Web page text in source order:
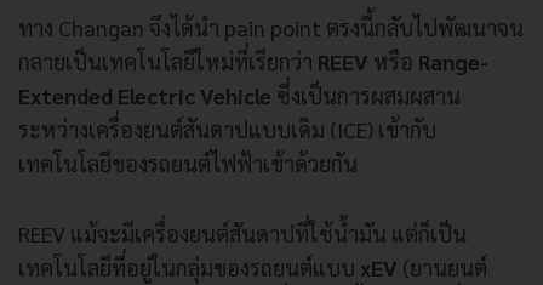
ทาง Changan จึงได้นำ pain point ตรงนี้กลับไปพัฒนาจน
กลายเป็นเทคโนโลยีใหม่ที่เรียกว่า REEV หรือ Range-
Extended Electric Vehicle ซึ่งเป็นการผสมผสาน
ระหว่างเครื่องยนต์สันดาปแบบเดิม (ICE) เข้ากับ
เทคโนโลยีของรถยนต์ไฟฟ้าเข้าด้วยกัน
REEV แม้จะมีเครื่องยนต์สันดาปที่ใช้น้ำมัน แต่ก็เป็น
เทคโนโลยีที่อยู่ในกลุ่มของรถยนต์แบบ xEV (ยานยนต์